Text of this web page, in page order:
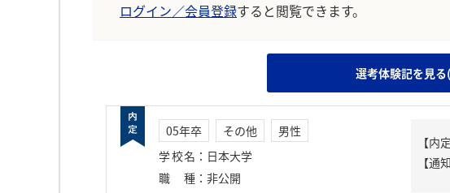
ログイン／会員登録すると閲覧できます。
選考体験記を見る
05年卒 その他
男性
学校名 ： 日本大学
職種 ： 非公開
【内
【通